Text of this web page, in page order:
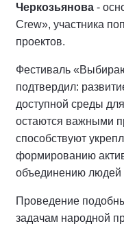
Черкозьянова -
Crew», участника
проектов.
Фестиваль
подтвердил:
доступной среды
остаются важными
способствуют
формированию
объединению людей
Проведение
задачам народной